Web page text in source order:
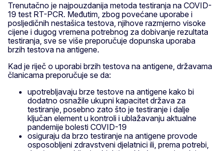
Trenutačno je najpouzdanija metoda testiranja na COVID-
19 test RT-PCR. Međutim, zbog povećane uporabe i
posljedičnih nestašica testova, njihove razmjerno visoke
cijene i dugog vremena potrebnog za dobivanje rezultata
testiranja, sve se više preporučuje dopunska uporaba
brzih testova na antigene.
Kad je riječ o uporabi brzih testova na antigene, državama
članicama preporučuje se da:
upotrebljavaju brze testove na antigene kako bi
dodatno osnažile ukupni kapacitet država za
testiranje, posebno zato što je testiranje i dalje
ključan element u kontroli i ublažavanju aktualne
pandemije bolesti COVID-19
osiguraju da brzo testiranje na antigene provode
osposobljeni zdravstveni djelatnici ili, prema potrebi,